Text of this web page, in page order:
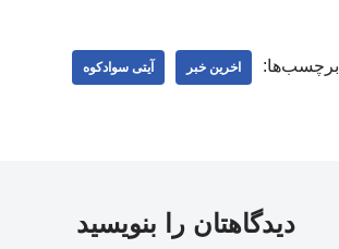
برچسب‌ها: اخرین خبر آیتی سوادکوه
دیدگاهتان را بنویسید